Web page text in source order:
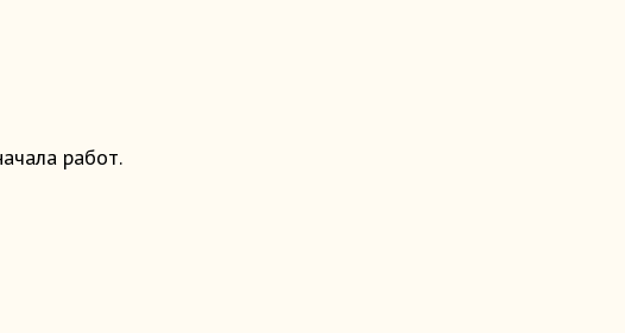
работ.